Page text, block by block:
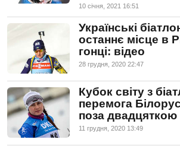
10 сiчня, 2021 16:51
Українські
останнє місце в
гонці: відео
28 грудня, 2020 22:47
Кубок світу з
перемога
поза двадцяткою
11 грудня, 2020 13:49